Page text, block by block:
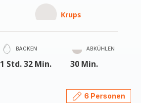
Krups
BACKEN
1 Std. 32 Min.
ABKÜHLEN
30 Min.
6 Personen